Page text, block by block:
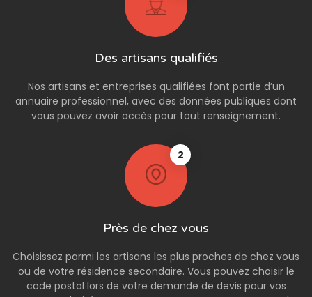
Des artisans qualifiés
Nos artisans et entreprises qualifiées font partie d’un
annuaire professionnel, avec des données publiques dont
vous pouvez avoir accès pour tout renseignement.
2
Près de chez vous
Choisissez parmi les artisans les plus proches de chez vous
ou de votre résidence secondaire. Vous pouvez choisir le
code postal lors de votre demande de devis pour vos